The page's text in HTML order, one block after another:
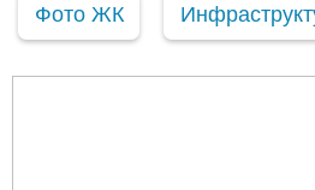
Фото ЖК